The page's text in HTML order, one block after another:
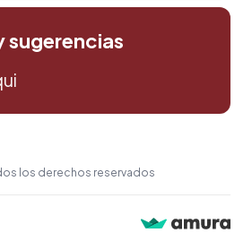
sugerencias
los derechos reservados